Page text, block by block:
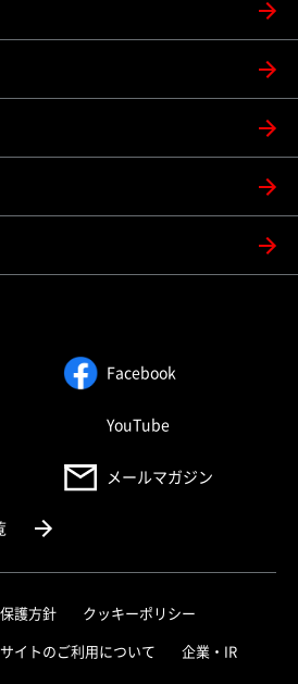
ウィンドウで開く）Facebook（別ウィンドウ
ンドウで開く）YouTube（別ウィンドウで
で開く） メールマガジン
（別ウィンドウで開く）
護方針 クッキーポリシー
サイトのご利用について 企業・IR（別ウィ